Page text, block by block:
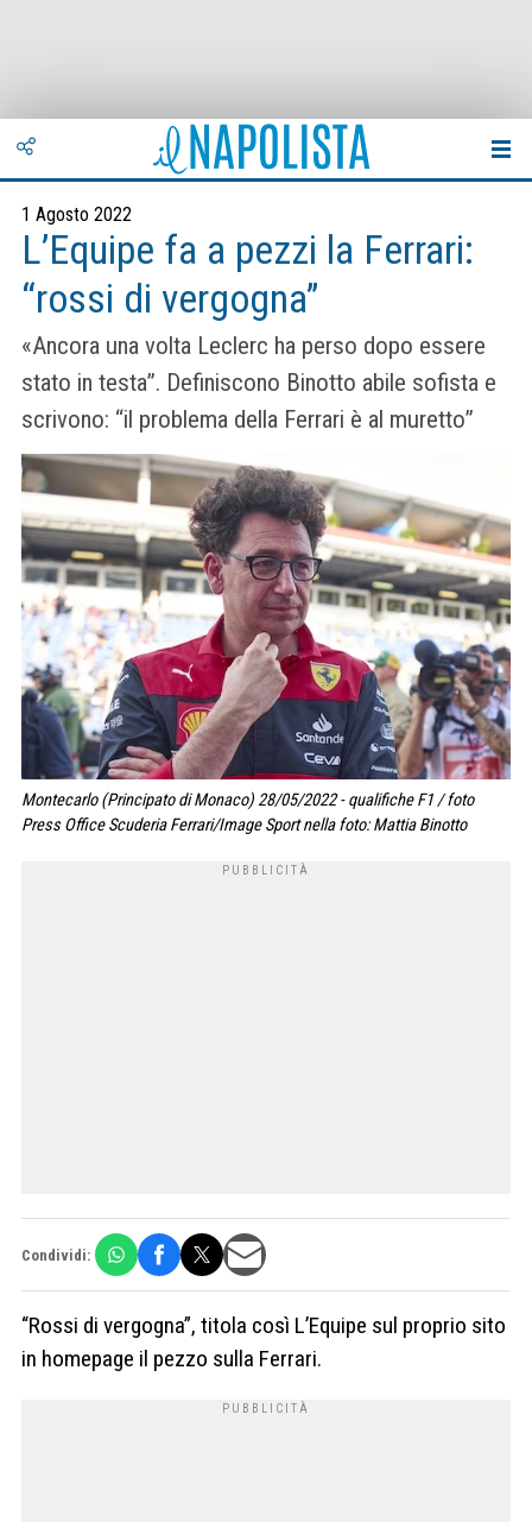
1 Agosto 2022
L’Equipe fa a pezzi la Ferrari:
“rossi di vergogna”
«Ancora una volta Leclerc ha perso dopo essere
stato in testa”. Definiscono Binotto abile sofista e
scrivono: “il problema della Ferrari è al muretto”
Montecarlo (Principato di Monaco) 28/05/2022 - qualifiche F1 / foto
Press Office Scuderia Ferrari/Image Sport nella foto: Mattia Binotto
Condividi:
“Rossi di vergogna”, titola così L’Equipe sul proprio sito
in homepage il pezzo sulla Ferrari.